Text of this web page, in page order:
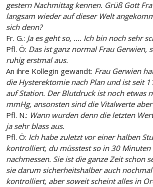
gestern Nachmittag kennen. Grüß Gott
langsam wieder auf dieser Welt
sich denn?
Fr. G.: Ja es geht so, …. Ich bin noch sehr
Pfl. Ö: Das ist ganz normal Frau Gerwien,
ruhig erstmal aus.
An ihre Kollegin gewandt: Frau Gerwien
die Hysterektomie nach Plan und ist seit
auf Station. Der Blutdruck ist noch etwas
mmHg, ansonsten sind die Vitalwerte
Pfl. N.: Wann wurden denn die letzten
ja sehr blass aus.
Pfl. Ö: Ich habe zuletzt vor einer halben
kontrolliert, du müsstest so in 30 Minuten
nachmessen. Sie ist die ganze Zeit schon
sie darum sicherheitshalber auch
kontrolliert, aber soweit scheint alles in